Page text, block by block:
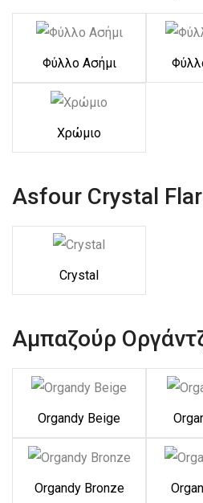
Φύλλο Ασήμι
Χρώμιο
Asfour Crystal
Crystal
Αμπαζούρ
Organdy Beige
Organdy Bronze